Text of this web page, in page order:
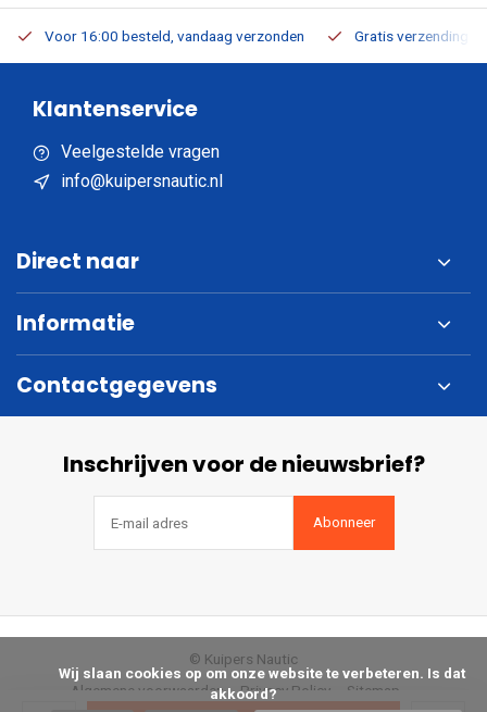
Voor 16:00 besteld, vandaag verzonden Gratis verzending
Klantenservice
Veelgestelde vragen
info@kuipersnautic.nl
Direct naar
Informatie
Contactgegevens
Inschrijven voor de nieuwsbrief?
Abonneer
Algemene voorwaarden Privacy Policy Sitemap
© Kuipers Nautic
akkoord?